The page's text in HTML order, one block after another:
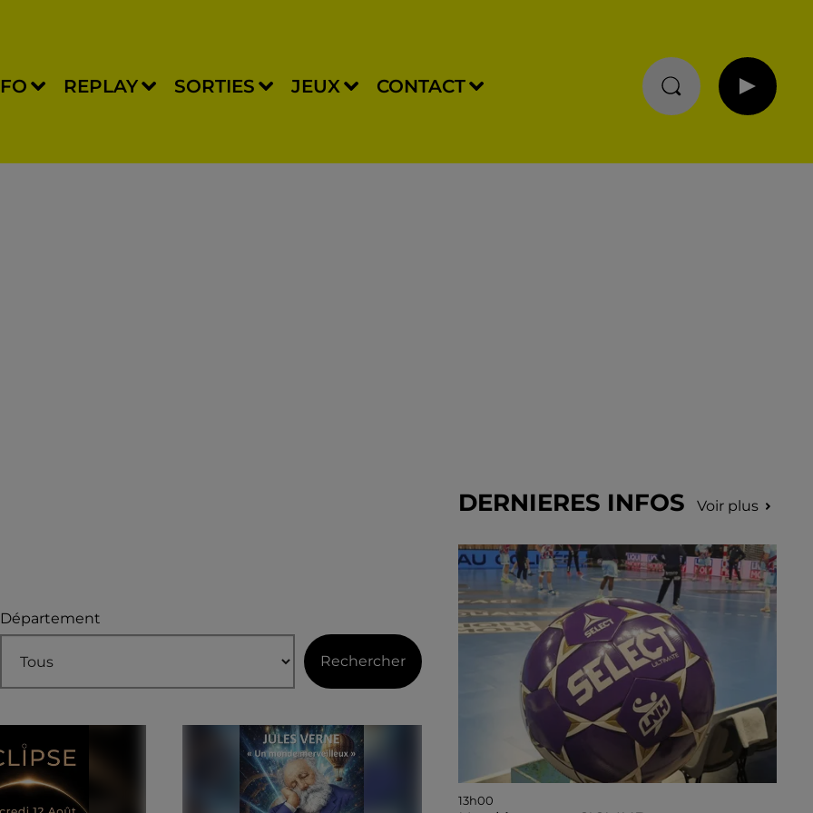
REPLAY SORTIES JEUX CONTACT
Département
Rechercher
DERNIERES INFOS Voir plus
13h00